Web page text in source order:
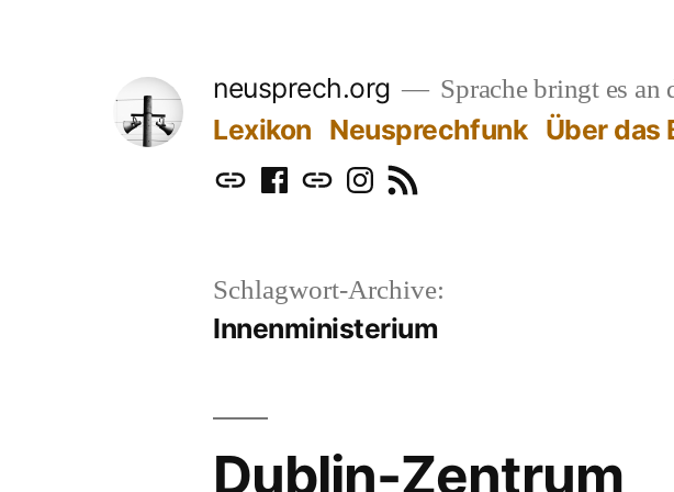
neusprech.org Sprache bringt es an
Lexikon Neusprechfunk Über das
MastodonFacebook
BlueskyInstagram
RSS
Schlagwort-Archive:
Innenministerium
Dublin-Zentrum